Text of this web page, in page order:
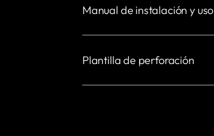
Manual de instalación y uso
Plantilla de perforación